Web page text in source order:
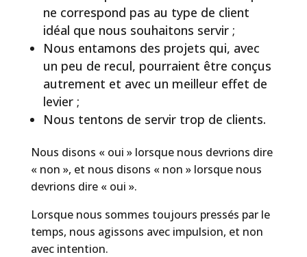
ne correspond pas au type de client
idéal que nous souhaitons servir ;
Nous entamons des projets qui, avec
un peu de recul, pourraient être conçus
autrement et avec un meilleur effet de
levier ;
Nous tentons de servir trop de clients.
Nous disons « oui » lorsque nous devrions dire
« non », et nous disons « non » lorsque nous
devrions dire « oui ».
Lorsque nous sommes toujours pressés par le
temps, nous agissons avec impulsion, et non
avec intention.